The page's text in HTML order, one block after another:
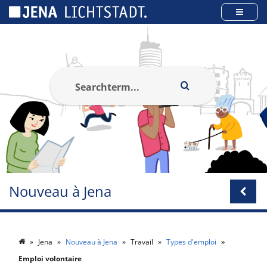
Nouveau à Jena
Jena Nouveau à Jena Travail
Types d'emploi
Emploi volontaire
Panneau de gestion des cookies